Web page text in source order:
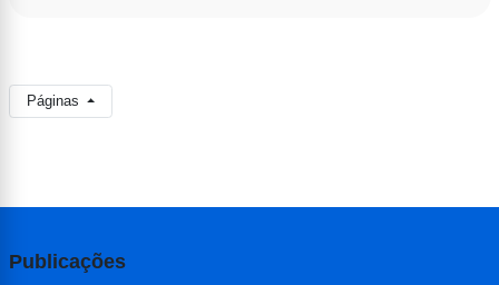
Páginas
Publicações